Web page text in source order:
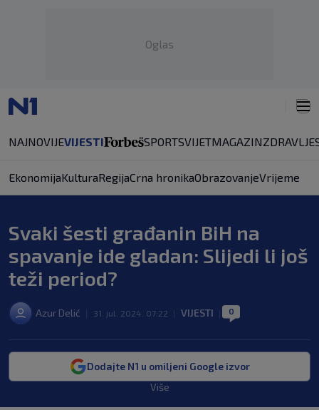
Oglas
NAJNOVIJEVIJESTI SPORTSVIJETMAGAZINZDRAVLJE
EkonomijaKulturaRegijaCrna hronikaObrazovanjeVrijeme
Svaki šesti građanin BiH na
spavanje ide gladan: Slijedi li još
teži period?
Azur Delić 31. jul. 2024. 07:22 VIJESTI 0
Dodajte N1 u omiljeni Google izvor
Više